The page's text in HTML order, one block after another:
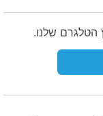
הטלגרם שלנו.